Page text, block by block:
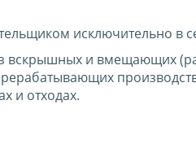
исключительно в
вскрышных и вмещающих
и отходах.